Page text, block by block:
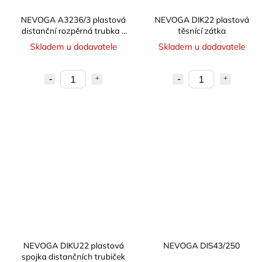
NEVOGA A3236/3 plastová
distanční rozpěrná trubka -
chránička
Skladem u dodavatele
NEVOGA DIK22 plastová
těsnící zátka
Skladem u dodavatele
NEVOGA DIKU22 plastová
spojka distančních trubiček
NEVOGA DIS43/250